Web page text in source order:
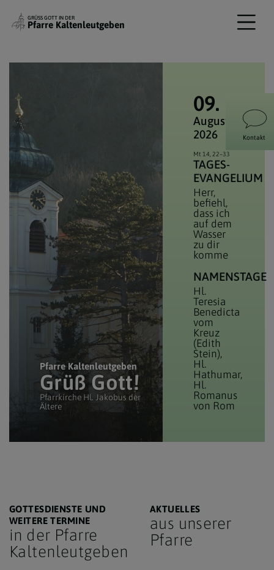
GRÜSS GOTT IN DER
Pfarre Kaltenleutgeben
Kontakt
Pfarre Kaltenleutgeben
Grüß Gott!
Pfarrkirche Hl. Jakobus der
Ältere
09.
August
2026
Mt 14, 22–33
TAGES­
EVANGELIUM
Herr,
befiehl,
dass ich
auf dem
Wasser
zu dir
komme
NAMENSTAGE
Hl.
Teresia
Benedicta
vom
Kreuz
(Edith
Stein)
Hl.
Hathumar
Hl.
Romanus
von Rom
AKTUELLES
aus unserer
Pfarre
GOTTESDIENSTE UND
WEITERE TERMINE
in der Pfarre
Kaltenleutgeben